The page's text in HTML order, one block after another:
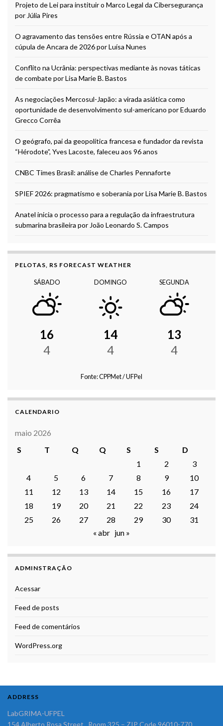
Projeto de Lei para instituir o Marco Legal da Cibersegurança
por Júlia Pires
O agravamento das tensões entre Rússia e OTAN após a
cúpula de Ancara de 2026 por Luísa Nunes
Conflito na Ucrânia: perspectivas mediante às novas táticas
de combate por Lisa Marie B. Bastos
As negociações Mercosul-Japão: a virada asiática como
oportunidade de desenvolvimento sul-americano por Eduardo
Grecco Corrêa
O geógrafo, pai da geopolítica francesa e fundador da revista
“Hérodote”, Yves Lacoste, faleceu aos 96 anos
CNBC Times Brasil: análise de Charles Pennaforte
SPIEF 2026: pragmatismo e soberania por Lisa Marie B. Bastos
Anatel inicia o processo para a regulação da infraestrutura
submarina brasileira por João Leonardo S. Campos
PELOTAS, RS FORECAST WEATHER
SÁBADO
16
4
DOMINGO
14
4
SEGUNDA
13
4
Fonte: CPPMet / UFPel
CALENDARIO
maio 2026
S
T Q Q S S
D
1
2
3
4
5 6 7 8 9
10
11
12 13 14 15 16
17
18
19 20 21 22 23
24
25
26 27 28 29 30
31
« abr jun »
ADMINSTRAÇÃO
Acessar
Feed de posts
Feed de comentários
WordPress.org
ADDRESS
LabGRIMA-UFPEL
154 Alberto Rosa Street, Room 325 – ZIP Code 96010-770